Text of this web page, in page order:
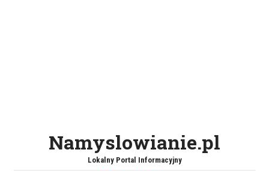
Namyslowianie.pl
Lokalny Portal Informacyjny